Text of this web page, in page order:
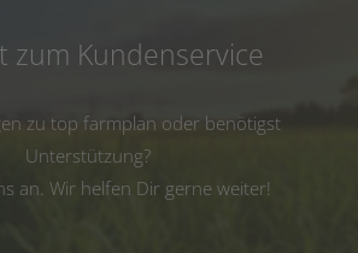
zum Kundenservice
zu top farmplan oder benötigst
Unterstützung?
an. Wir helfen Dir gerne weiter!